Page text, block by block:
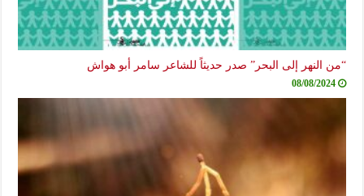
النهر إلى البحر” صدر حديثاً للشاعر سامر أبو هواش
08/08/2024